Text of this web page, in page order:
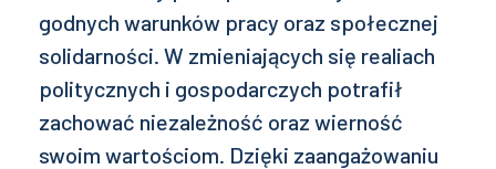
godnych warunków pracy oraz społecznej
solidarności. W zmieniających się realiach
politycznych i gospodarczych potrafił
zachować niezależność oraz wierność
swoim wartościom. Dzięki zaangażowaniu